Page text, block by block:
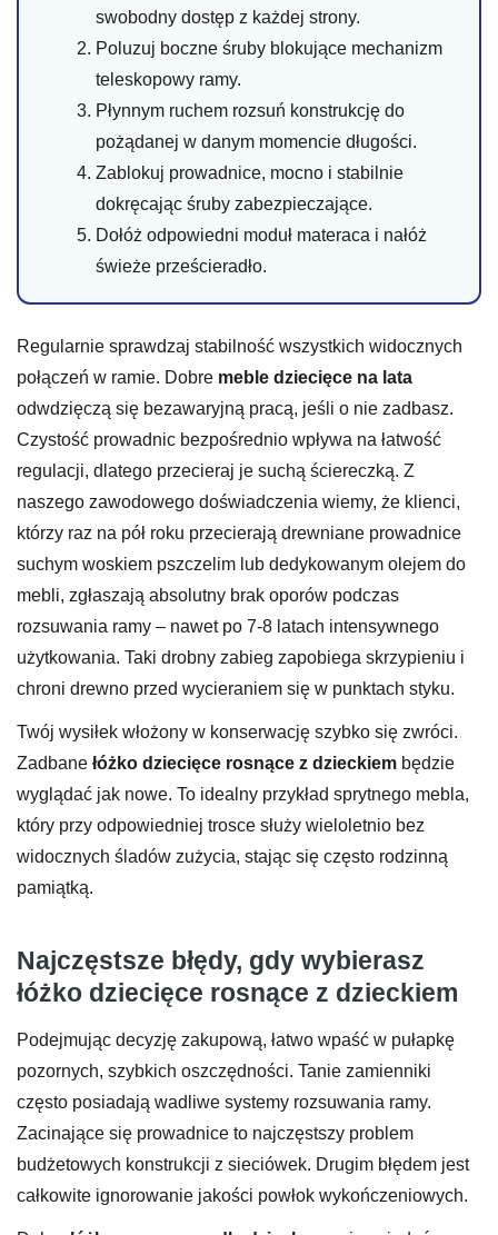
swobodny dostęp z każdej strony.
Poluzuj boczne śruby blokujące mechanizm
teleskopowy ramy.
Płynnym ruchem rozsuń konstrukcję do
pożądanej w danym momencie długości.
Zablokuj prowadnice, mocno i stabilnie
dokręcając śruby zabezpieczające.
Dołóż odpowiedni moduł materaca i nałóż
świeże prześcieradło.
Regularnie sprawdzaj stabilność wszystkich widocznych
połączeń w ramie. Dobre meble dziecięce na lata
odwdzięczą się bezawaryjną pracą, jeśli o nie zadbasz.
Czystość prowadnic bezpośrednio wpływa na łatwość
regulacji, dlatego przecieraj je suchą ściereczką. Z
naszego zawodowego doświadczenia wiemy, że klienci,
którzy raz na pół roku przecierają drewniane prowadnice
suchym woskiem pszczelim lub dedykowanym olejem do
mebli, zgłaszają absolutny brak oporów podczas
rozsuwania ramy – nawet po 7-8 latach intensywnego
użytkowania. Taki drobny zabieg zapobiega skrzypieniu i
chroni drewno przed wycieraniem się w punktach styku.
Twój wysiłek włożony w konserwację szybko się zwróci.
Zadbane łóżko dziecięce rosnące z dzieckiem będzie
wyglądać jak nowe. To idealny przykład sprytnego mebla,
który przy odpowiedniej trosce służy wieloletnio bez
widocznych śladów zużycia, stając się często rodzinną
pamiątką.
Najczęstsze błędy, gdy wybierasz
łóżko dziecięce rosnące z dzieckiem
Podejmując decyzję zakupową, łatwo wpaść w pułapkę
pozornych, szybkich oszczędności. Tanie zamienniki
często posiadają wadliwe systemy rozsuwania ramy.
Zacinające się prowadnice to najczęstszy problem
budżetowych konstrukcji z sieciówek. Drugim błędem jest
całkowite ignorowanie jakości powłok wykończeniowych.